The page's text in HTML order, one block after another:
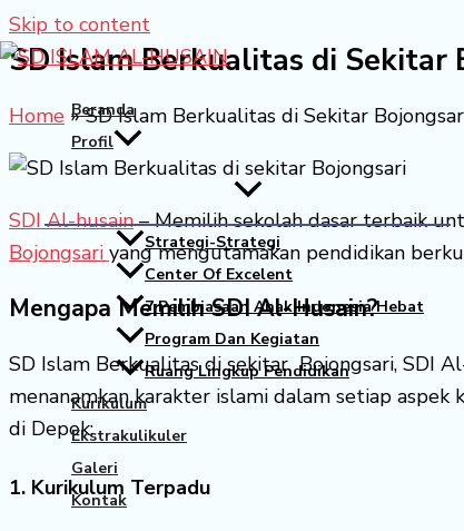
Skip to content
Beranda
Profil
Strategi-Strategi
Center Of Excelent
7 Pembiasaan Anak Indonesia Hebat
Program Dan Kegiatan
Ruang Lingkup Pendidikan
Kurikulum
Ekstrakulikuler
Galeri
Kontak
SD Islam Berkualitas di Sekitar
Home »SD Islam Berkualitas di Sekitar
SDI Al-husain– Memilih sekolah dasar terbaik
Bojongsari yang mengutamakan pendidikan
Mengapa Memilih SDI Al-Husain?
SD Islam Berkualitas di sekitar Bojongsari, SDI
menanamkan karakter islami dalam setiap
di Depok:
1. Kurikulum Terpadu